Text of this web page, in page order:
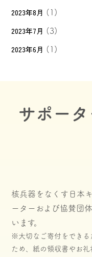
2023年8月 (1)
2023年7月 (3)
2023年6月 (1)
サポー
核兵器をなくす日本
ーターおよび協賛団
います。
※大切なご寄付をできる
ため、紙の領収書やお礼